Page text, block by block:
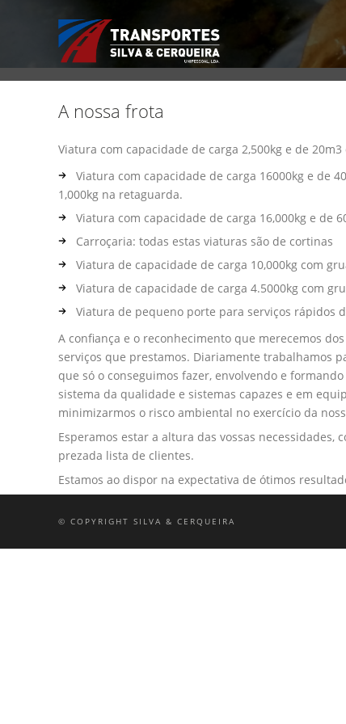
A nossa frota
Viatura com capacidade de carga 2,500kg e de
Viatura com capacidade de carga 16000kg e de
1,000kg na retaguarda.
Viatura com capacidade de carga 16,000kg e de
Carroçaria: todas estas viaturas são de cortinas
Viatura de capacidade de carga 10,000kg com
Viatura de capacidade de carga 4.5000kg com
Viatura de pequeno porte para serviços rápidos
A confiança e o reconhecimento que merecemos
serviços que prestamos. Diariamente trabalhamos
que só o conseguimos fazer, envolvendo e
sistema da qualidade e sistemas capazes e em
minimizarmos o risco ambiental no exercício da
Esperamos estar a altura das vossas
prezada lista de clientes.
Estamos ao dispor na expectativa de ótimos
© COPYRIGHT SILVA & CERQUEIRA